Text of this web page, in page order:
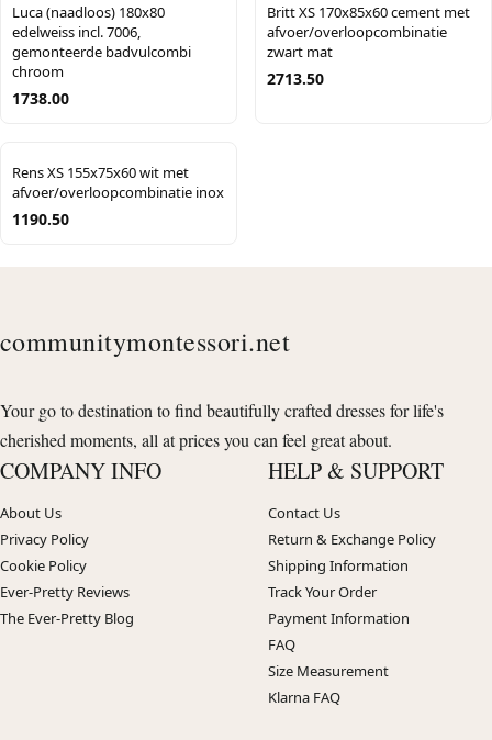
Luca (naadloos) 180x80
edelweiss incl. 7006,
gemonteerde badvulcombi
chroom
1738.00
Britt XS 170x85x60 cement met
afvoer/overloopcombinatie
zwart mat
2713.50
Rens XS 155x75x60 wit met
afvoer/overloopcombinatie inox
1190.50
communitymontessori.net
Your go to destination to find beautifully crafted dresses for life's
cherished moments, all at prices you can feel great about.
COMPANY INFO
About Us
Privacy Policy
Cookie Policy
Ever-Pretty Reviews
The Ever-Pretty Blog
HELP & SUPPORT
Contact Us
Return & Exchange Policy
Shipping Information
Track Your Order
Payment Information
FAQ
Size Measurement
Klarna FAQ